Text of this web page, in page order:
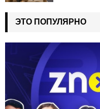
ЭТО ПОПУЛЯРНО